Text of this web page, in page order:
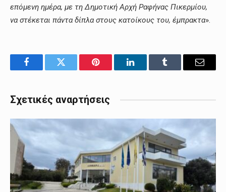
επόμενη ημέρα, με τη Δημοτική Αρχή Ραφήνας Πικερμίου,
να στέκεται πάντα δίπλα στους κατοίκους του, έμπρακτα».
FacebookTwitter Pinterest LinkedInTumblr Email
Σχετικές αναρτήσεις